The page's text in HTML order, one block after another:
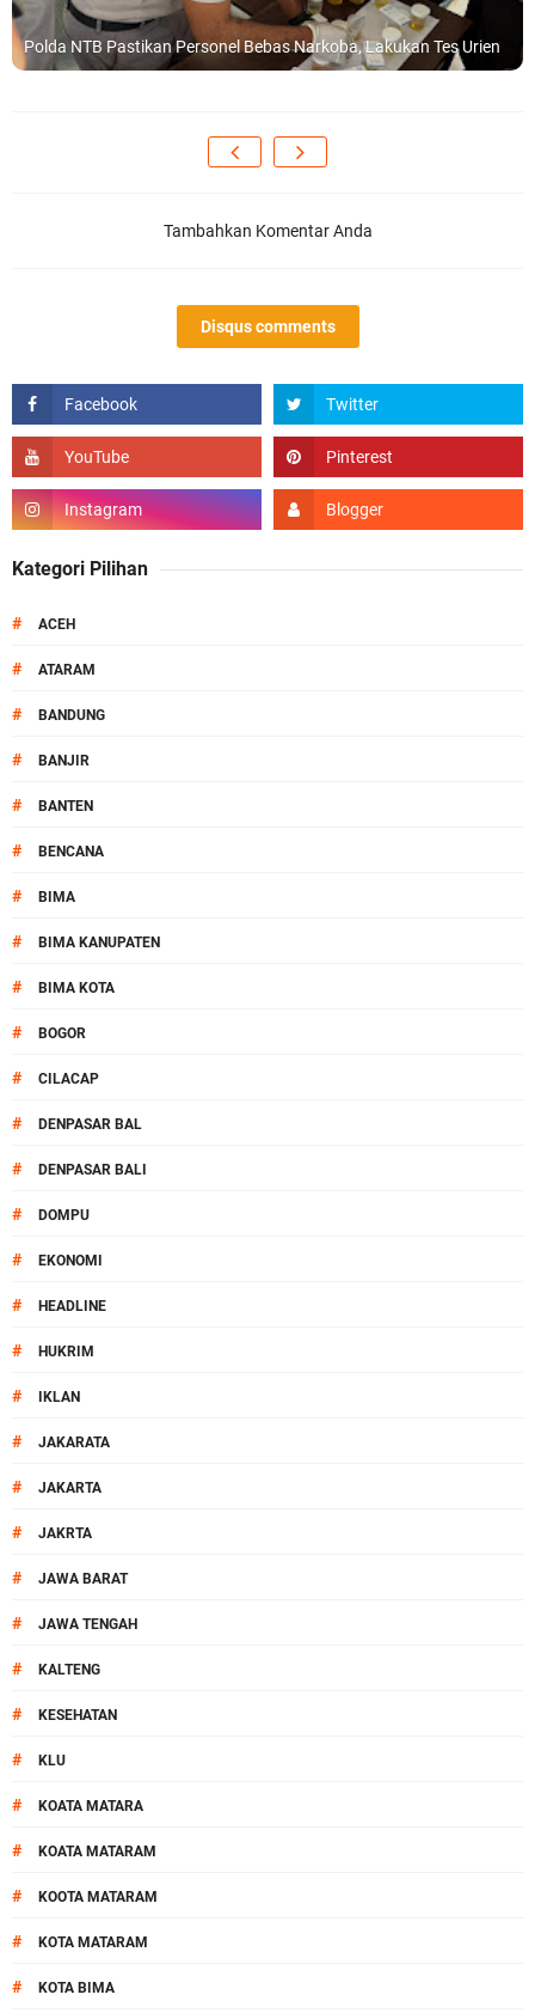
Polda NTB Pastikan Personel Bebas Narkoba, Lakukan Tes Urien
Tambahkan Komentar Anda
Disqus comments
Kategori Pilihan
# ACEH
# ATARAM
# BANDUNG
# BANJIR
# BANTEN
# BENCANA
# BIMA
# BIMA KANUPATEN
# BIMA KOTA
# BOGOR
# CILACAP
# DENPASAR BAL
# DENPASAR BALI
# DOMPU
# EKONOMI
# HEADLINE
# HUKRIM
# IKLAN
# JAKARATA
# JAKARTA
# JAKRTA
# JAWA BARAT
# JAWA TENGAH
# KALTENG
# KESEHATAN
# KLU
# KOATA MATARA
# KOATA MATARAM
# KOOTA MATARAM
# KOTA MATARAM
# KOTA BIMA